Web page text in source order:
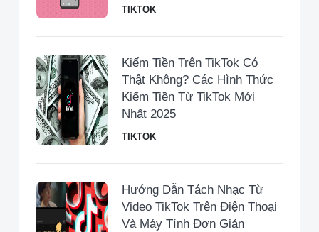
TIKTOK
Kiếm Tiền Trên TikTok Có
Thật Không? Các Hình Thức
Kiếm Tiền Từ TikTok Mới
Nhất 2025
TIKTOK
Hướng Dẫn Tách Nhạc Từ
Video TikTok Trên Điện Thoại
Và Máy Tính Đơn Giản